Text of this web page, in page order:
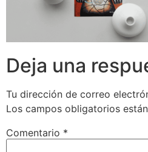
Deja una
Tu dirección de correo
Los campos obligatorios
Comentario *